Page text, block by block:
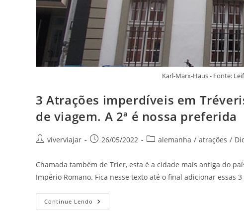
Karl-Marx-Haus - Fonte:
3 Atrações imperdíveis em
de viagem. A 2ª é nossa preferida
Autor
post:
viverviajar
Post26/05/2022
Categoria
post:
alemanha / atrações /
Chamada também de Trier, esta é a cidade mais antiga do
Império Romano. Fica nesse texto até o final adicionar essas
Continue Lendo
Atrações